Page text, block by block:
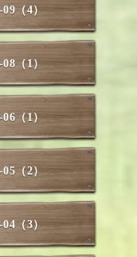
09（4）
08（1）
06（1）
05（2）
04（3）